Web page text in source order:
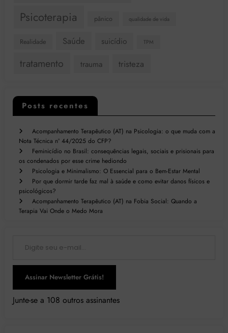
Psicoterapia pânico qualidade de vida
Realidade Saúde suicídio TPM
tratamento trauma tristeza
Posts recentes
Acompanhamento Terapêutico (AT) na Psicologia: o que muda com a
Nota Técnica nº 44/2025 do CFP?
Feminicídio no Brasil: consequências legais, sociais e prisionais para
os condenados por esse crime hediondo
Psicologia e Minimalismo: O Essencial para o Bem-Estar Mental
Por que dormir tarde faz mal à saúde e como evitar danos físicos e
psicológicos?
Acompanhamento Terapêutico (AT) na Fobia Social: Quando a
Terapia Vai Onde o Medo Mora
Assinar Newsletter Grátis!
Junte-se a 108 outros assinantes